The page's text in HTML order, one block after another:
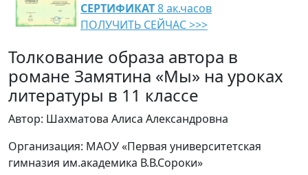
СЕРТИФИКАТ8 ак.часов
ПОЛУЧИТЬ СЕЙЧАС >>>
Толкование образа автора в
романе Замятина «Мы» на уроках
литературы в 11 классе
Автор: Шахматова Алиса Александровна
Организация: МАОУ «Первая университетская
гимназия им.академика В.В.Сороки»